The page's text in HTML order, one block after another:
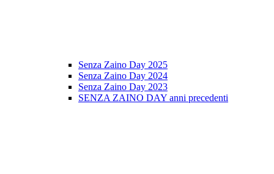
Senza Zaino Day 2025
Senza Zaino Day 2024
Senza Zaino Day 2023
SENZA ZAINO DAY anni precedenti